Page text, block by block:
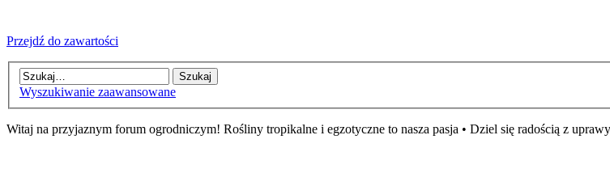
Przejdź do zawartości
Wyszukiwanie zaawansowane
Witaj na przyjaznym forum ogrodniczym! Rośliny tropikalne i egzotyczne to nasza pasja • Dziel się radością z